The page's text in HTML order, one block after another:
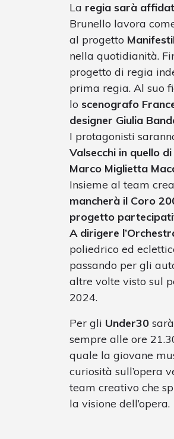
La regia sarà
Brunello lavora
al progetto
nella quotidianità.
progetto di regia
prima regia. Al suo
lo scenografo
designer Giulia
I protagonisti
Valsecchi in quello
Marco Miglietta
Insieme al team
mancherà il Coro
progetto
A dirigere
poliedrico ed
passando per gli
altre volte visto sul
2024.
Per gli Under30
sempre alle ore
quale la giovane
curiosità sull’opera
team creativo che
la visione dell’opera.